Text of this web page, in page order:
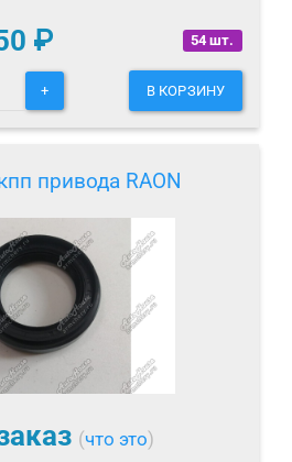
54 шт.
₽
+ В КОРЗИНУ
привода RAON
(что это)